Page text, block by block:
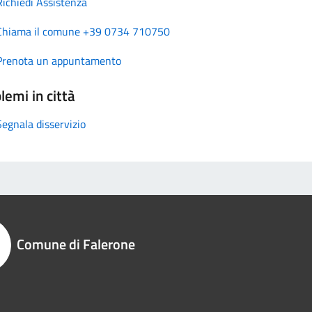
il comune +39 0734 710750
un appuntamento
in città
disservizio
Comune di Falerone